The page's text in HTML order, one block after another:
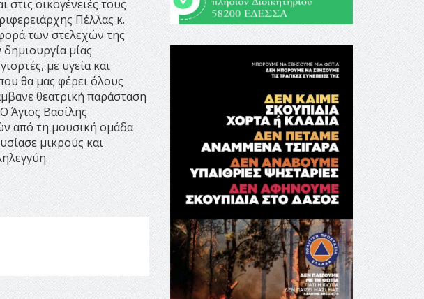
οικογένειές τους
Πέλλας κ.
των στελεχών της
μίας
με υγεία και
θα μας φέρει όλους
θεατρική παράσταση
Άγιος Βασίλης
από τη μουσική ομάδα
μικρούς και